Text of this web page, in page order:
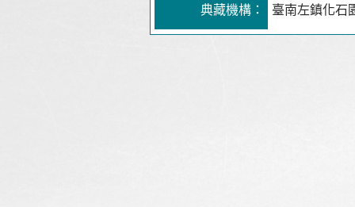
典藏機構： 臺南左鎮化石